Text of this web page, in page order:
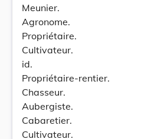
Meunier.
Agronome.
Propriétaire.
Cultivateur.
id.
Propriétaire-rentier.
Chasseur.
Aubergiste.
Cabaretier.
Cultivateur.